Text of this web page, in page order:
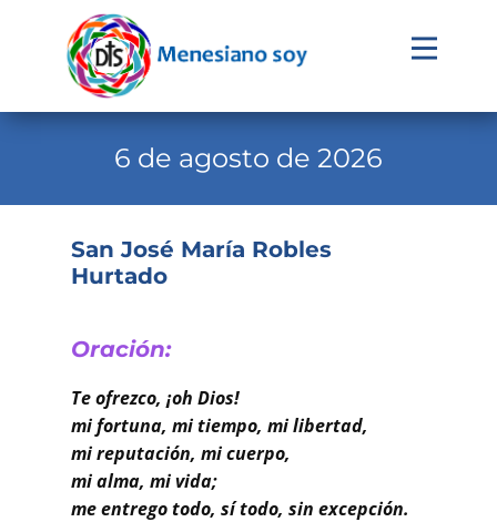
Evangelio
Institucional
Pastoral Vocacional
Recursos
Contacto
Buscar
6 de agosto de 2026
San José María Robles
Hurtado
Oración:
Te ofrezco, ¡oh Dios!
mi fortuna, mi tiempo, mi libertad,
mi reputación, mi cuerpo,
mi alma, mi vida;
me entrego todo, sí todo, sin excepción.